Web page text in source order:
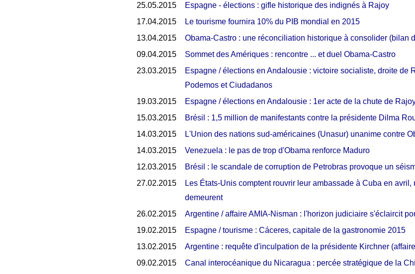
25.05.2015
Espagne - élections : gifle historique des indignés à Rajoy
17.04.2015
Le tourisme fournira 10% du PIB mondial en 2015
13.04.2015
Obama-Castro : une réconciliation historique à consolider (bilan
09.04.2015
Sommet des Amériques : rencontre ... et duel Obama-Castro
23.03.2015
Espagne / élections en Andalousie : victoire socialiste, droite de
Podemos et Ciudadanos
19.03.2015
Espagne / élections en Andalousie : 1er acte de la chute de
15.03.2015
Brésil : 1,5 million de manifestants contre la présidente Dilma
14.03.2015
L'Union des nations sud-américaines (Unasur) unanime contre
14.03.2015
Venezuela : le pas de trop d'Obama renforce Maduro
12.03.2015
Brésil : le scandale de corruption de Petrobras provoque un
27.02.2015
Les États-Unis comptent rouvrir leur ambassade à Cuba en
demeurent
26.02.2015
Argentine / affaire AMIA-Nisman : l'horizon judiciaire s'éclaircit
19.02.2015
Espagne / tourisme : Cáceres, capitale de la gastronomie 2015
13.02.2015
Argentine : requête d'inculpation de la présidente Kirchner
09.02.2015
Canal interocéanique du Nicaragua : percée stratégique de la